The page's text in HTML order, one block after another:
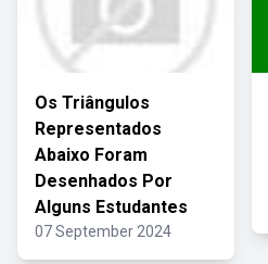
Os Triângulos
Representados
Abaixo Foram
Desenhados Por
Alguns Estudantes
07 September 2024